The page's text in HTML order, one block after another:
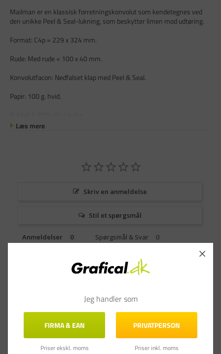
Mailman er en klassisk forretningskonvolut som kendetegnes ved
den unikke Peel & Seal-lukning, som beskytter limen mod udtøring.
Format: C4p = 229 x 324 mm.
Rude: Med rude = 100 x 40 mm.
Konvolutfacon: Nedfalset klap med Peel & Seal.
Papir: 100 g. hvid.
Læs mere
Skriv en anmeldelse
Stil et spørgsmål
Anmeldelser Spørgsmål & Svar
Jeg handler som
FIRMA & EAN
Priser ekskl. moms
PRIVATPERSON
Priser inkl. moms